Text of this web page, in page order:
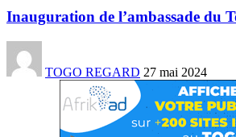
Inauguration de l’ambassade du
TOGO REGARD 27 mai 2024